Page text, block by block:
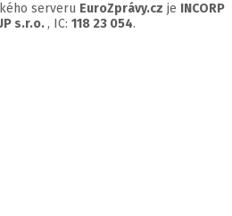
serveru EuroZprávy.cz je INCORP
s.r.o. , IC: 118 23 054.